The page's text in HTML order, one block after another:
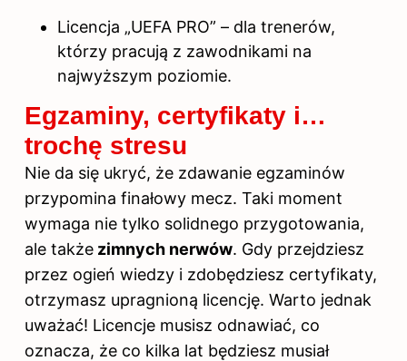
Licencja „UEFA PRO” – dla trenerów,
którzy pracują z zawodnikami na
najwyższym poziomie.
Egzaminy, certyfikaty i…
trochę stresu
Nie da się ukryć, że zdawanie egzaminów
przypomina finałowy mecz. Taki moment
wymaga nie tylko solidnego przygotowania,
ale także zimnych nerwów. Gdy przejdziesz
przez ogień wiedzy i zdobędziesz certyfikaty,
otrzymasz upragnioną licencję. Warto jednak
uważać! Licencje musisz odnawiać, co
oznacza, że co kilka lat będziesz musiał